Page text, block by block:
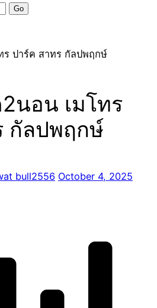
นอน เมโทร
กัลปพฤกษ์
bull2556 October 4, 2025